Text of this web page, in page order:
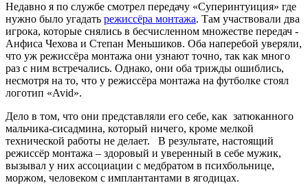
Недавно я по службе смотрел передачу «Суперинтуиция» где
нужно было угадать режиссёра монтажа. Там участвовали два
игрока, которые снялись в бесчисленном множестве передач -
Анфиса Чехова и Степан Меньшиков. Оба наперебой уверяли,
что уж режиссёра монтажа они узнают точно, так как много
раз с ним встречались. Однако, они оба трижды ошиблись,
несмотря на то, что у режиссёра монтажа на футболке стоял
логотип «Avid».
Дело в том, что они представляли его себе, как затюканного
мальчика-сисадмина, который ничего, кроме мелкой
технической работы не делает. В результате, настоящий
режиссёр монтажа – здоровый и уверенный в себе мужик,
вызывал у них ассоциации с медбратом в психбольнице,
моржом, человеком с имплантантами в ягодицах.